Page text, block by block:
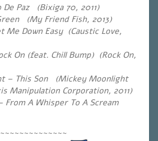
Paz (Bixiga 70, 2011)
(My Friend Fish, 2013)
Me Down Easy (Caustic Love,
On (feat. Chill Bump) (Rock On,
– This Son (Mickey Moonlight
Manipulation Corporation, 2011)
From A Whisper To A Scream